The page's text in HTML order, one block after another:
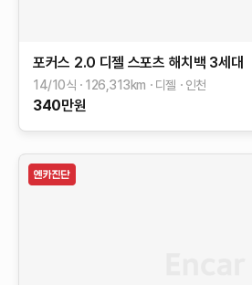
포커스 2.0 디젤 스포츠 해치백 3세대
14/10식 126,313km 디젤 인천
340만원